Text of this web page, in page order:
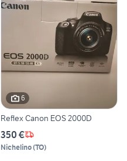
6
Reflex Canon EOS 2000D
350 €
Nichelino(TO)